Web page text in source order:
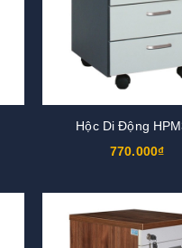
Hộc Di Động
770.000₫